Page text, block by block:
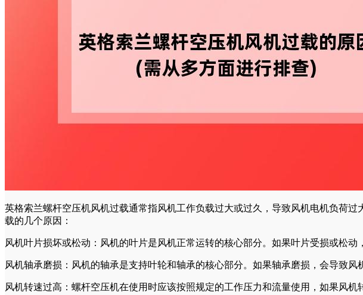
英格索兰螺杆空压机风机过载通常指风机工作负载过大或过久，导致风机电机负荷过
载的几个原因：
风机叶片损坏或松动：风机的叶片是风机正常运转的核心部分。如果叶片受损或松
风机轴承磨损：风机的轴承是支持叶轮和轴承的核心部分。如果轴承磨损，会导致风
风机转速过高：螺杆空压机在使用时应该按照规定的工作压力和流量使用，如果风